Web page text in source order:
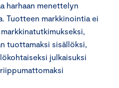
harhaan menettelyn
Tuotteen markkinointia ei
tuottamaksi sisällöksi,
julkaisuksi